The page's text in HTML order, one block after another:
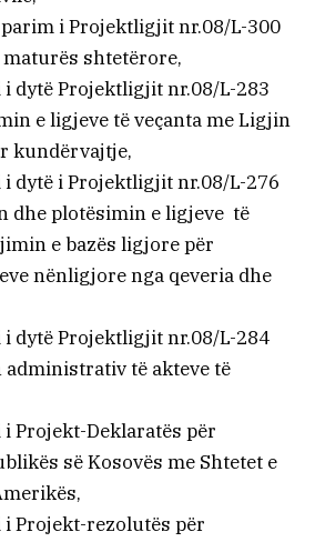
i Projektligjit nr.08/L-300
shtetërore,
dytë Projektligjit nr.08/L-283
e ligjeve të veçanta me Ligjin
kundërvajtje,
i Projektligjit nr.08/L-276
dhe plotësimin e ligjeve të
e bazës ligjore për
nënligjore nga qeveria dhe
dytë Projektligjit nr.08/L-284
të akteve të
Deklaratës për
së Kosovës me Shtetet e
Projekt-rezolutës për